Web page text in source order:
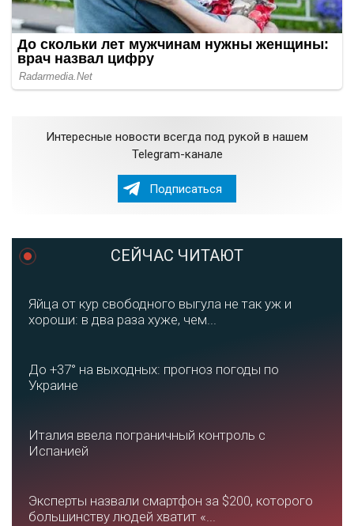
Интересные новости всегда под рукой в нашем
Telegram-канале
Подписаться
СЕЙЧАС ЧИТАЮТ
Яйца от кур свободного выгула не так уж и
хороши: в два раза хуже, чем...
До +37° на выходных: прогноз погоды по
Украине
Италия ввела пограничный контроль с
Испанией
Эксперты назвали смартфон за $200, которого
большинству людей хватит «...